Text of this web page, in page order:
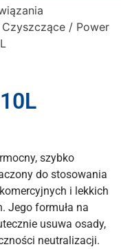
/ Power
szybko
do stosowania
i lekkich
Jego formuła na
usuwa osady,
neutralizacji.